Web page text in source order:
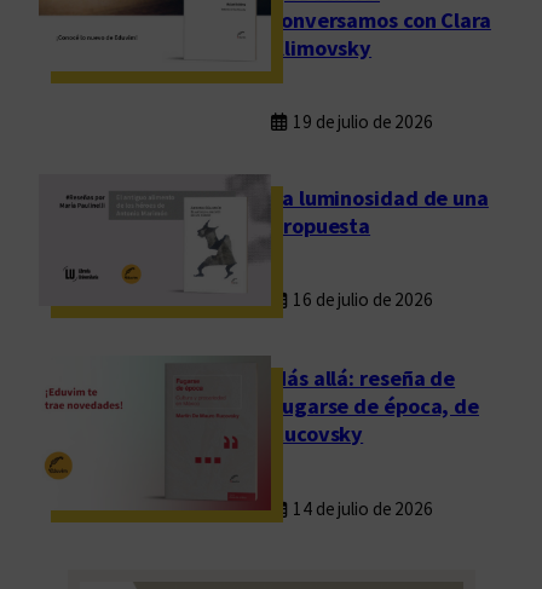
conversamos con Clara
Klimovsky
19 de julio de 2026
La luminosidad de una
propuesta
16 de julio de 2026
Más allá: reseña de
Fugarse de época, de
Rucovsky
14 de julio de 2026